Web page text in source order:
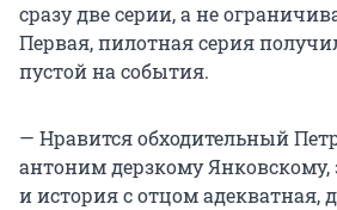
сразу две серии, а не
Первая, пилотная серия
пустой на события.
— Нравится обходительный
антоним дерзкому Янковскому,
и история с отцом адекватная,